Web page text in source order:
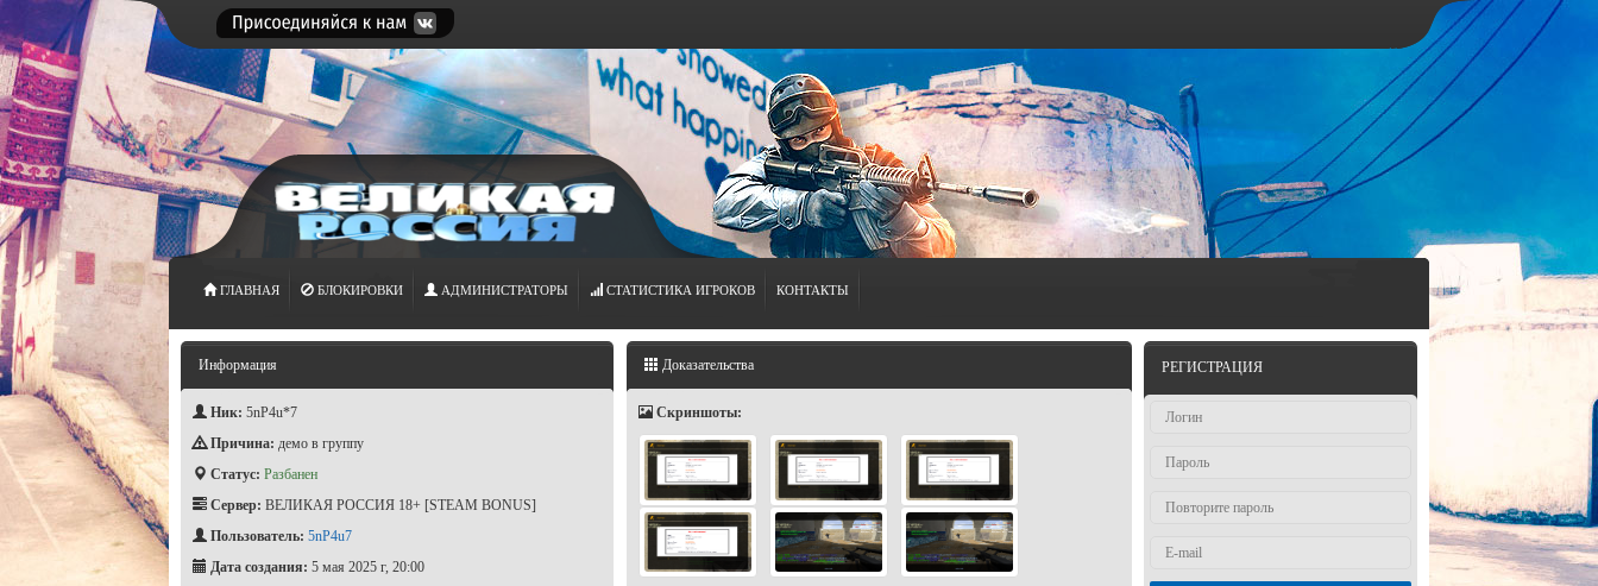
ГЛАВНАЯ БЛОКИРОВКИ АДМИНИСТРАТОРЫ СТАТИСТИКА ИГРОКОВ КОНТАКТЫ
Информация
Ник: 5nP4u*7
Причина: демо в группу
Статус: Разбанен
Сервер: ВЕЛИКАЯ РОССИЯ 18+ [STEAM BONUS]
Пользователь: 5nP4u7
Дата создания: 5 мая 2025 г, 20:00
Доказательства
Скриншоты:
РЕГИСТРАЦИЯ